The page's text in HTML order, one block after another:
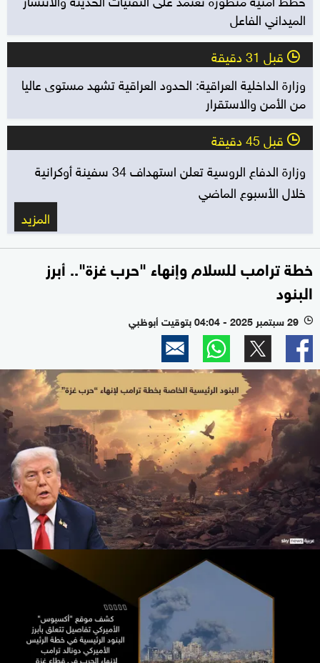
الميداني الفاعل
l قبل 31 دقيقة
وزارة الداخلية العراقية: الحدود العراقية تشهد مستوى عاليا
من الأمن والاستقرار
l قبل 45 دقيقة
وزارة الدفاع الروسية تعلن استهداف 34 سفينة أوكرانية
خلال الأسبوع الماضي
المزيد
خطة ترامب للسلام وإنهاء "حرب غزة".. أبرز
البنود
l 29 سبتمبر 2025 - 04:04 بتوقيت أبوظبي